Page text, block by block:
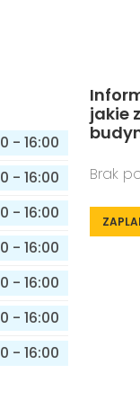
- 16:00
- 16:00
- 16:00
- 16:00
- 16:00
- 16:00
- 16:00
jakie
Brak